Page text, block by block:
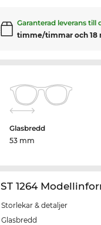
Garanterad leverans till
timme/timmar och 18
Glasbredd
53 mm
ST 1264
Storlekar & detaljer
Glasbredd